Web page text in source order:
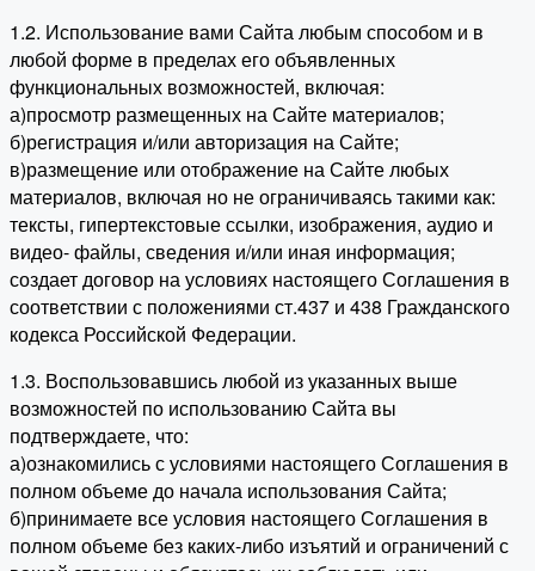
1.2. Использование вами Сайта любым способом и в
любой форме в пределах его объявленных
функциональных возможностей, включая:
а)просмотр размещенных на Сайте материалов;
б)регистрация и/или авторизация на Сайте;
в)размещение или отображение на Сайте любых
материалов, включая но не ограничиваясь такими как:
тексты, гипертекстовые ссылки, изображения, аудио и
видео- файлы, сведения и/или иная информация;
создает договор на условиях настоящего Соглашения в
соответствии с положениями ст.437 и 438 Гражданского
кодекса Российской Федерации.
1.3. Воспользовавшись любой из указанных выше
возможностей по использованию Сайта вы
подтверждаете, что:
а)ознакомились с условиями настоящего Соглашения в
полном объеме до начала использования Сайта;
б)принимаете все условия настоящего Соглашения в
полном объеме без каких-либо изъятий и ограничений с